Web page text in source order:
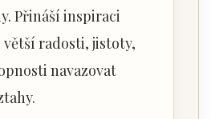
Přináší inspiraci
radosti, jistoty,
navazovat